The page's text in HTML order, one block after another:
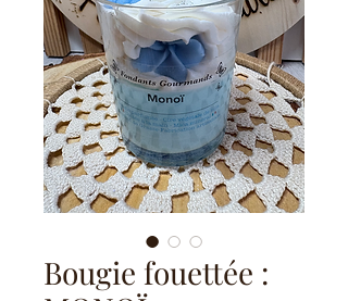
Bougie fouettée :